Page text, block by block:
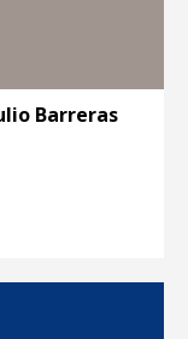
Barreras